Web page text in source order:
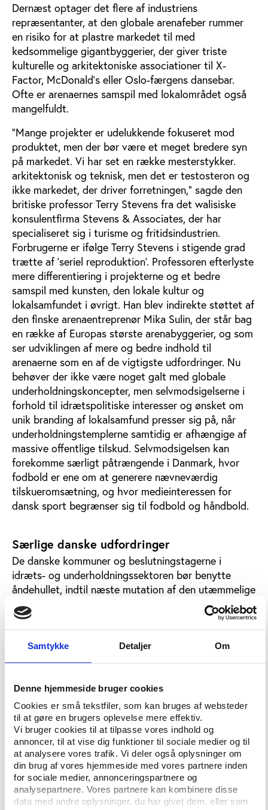
Samtykke Detaljer Om
Denne hjemmeside bruger cookies
Cookies er små tekstfiler, som kan bruges af websteder
til at gøre en brugers oplevelse mere effektiv.
Vi bruger cookies til at tilpasse vores indhold og
annoncer, til at vise dig funktioner til sociale medier og til
at analysere vores trafik. Vi deler også oplysninger om
din brug af vores hjemmeside med vores partnere inden
for sociale medier, annonceringspartnere og
analysepartnere. Vores partnere kan kombinere disse
data med andre oplysninger, du har givet dem, eller som
Dernæst optager det flere af industriens
repræsentanter, at den globale arenafeber rummer
en risiko for at plastre markedet til med
kedsommelige gigantbyggerier, der giver triste
kulturelle og arkitektoniske associationer til X-
Factor, McDonald’s eller Oslo-færgens dansebar.
Ofte er arenaernes samspil med lokalområdet også
mangelfuldt.
“Mange projekter er udelukkende fokuseret mod
produktet, men der bør være et meget bredere syn
på markedet. Vi har set en række mesterstykker.
arkitektonisk og teknisk, men det er testosteron og
ikke markedet, der driver forretningen,” sagde den
britiske professor Terry Stevens fra det walisiske
konsulentfirma Stevens & Associates, der har
specialiseret sig i turisme og fritidsindustrien.
Forbrugerne er ifølge Terry Stevens i stigende grad
trætte af ‘seriel reproduktion’. Professoren efterlyste
mere differentiering i projekterne og et bedre
samspil med kunsten, den lokale kultur og
lokalsamfundet i øvrigt. Han blev indirekte støttet af
den finske arenaentreprenør Mika Sulin, der står bag
en række af Europas største arenabyggerier, og som
ser udviklingen af mere og bedre indhold til
arenaerne som en af de vigtigste udfordringer. Nu
behøver der ikke være noget galt med globale
underholdningskoncepter, men selvmodsigelserne i
forhold til idrætspolitiske interesser og ønsket om
unik branding af lokalsamfund presser sig på, når
underholdningstemplerne samtidig er afhængige af
massive offentlige tilskud. Selvmodsigelsen kan
forekomme særligt påtrængende i Danmark, hvor
fodbold er ene om at generere nævneværdig
tilskueromsætning, og hvor medieinteressen for
dansk sport begrænser sig til fodbold og håndbold.
Særlige danske udfordringer
De danske kommuner og beslutningstagerne i
idræts- og underholdningssektoren bør benytte
åndehullet, indtil næste mutation af den utæmmelige
arenafeber rammer danske kyster, til at overveje, om
de hjemlige idræts- og kulturpolitiske strategier
spiller sammen på den rigtige måde.
Herning (MCH) bliver først i Danmark med en
kæmpehal til 15.000 tilskuere. Derved sikrer Herning
sig et tilskud på 3,5 mio. kr. om året fra Sport Event
Denmark i huslejetilskud til store
idrætsarrangementer. Hallen kan på fin vis indgå i
messecentrets udstillingsvirksomhed, men det er
stadig et åbent spørgsmål, om byen Herning er en
attraktiv destination for de største events. Den
økonomiske krise i de lokale ligaklubber i fodbold,